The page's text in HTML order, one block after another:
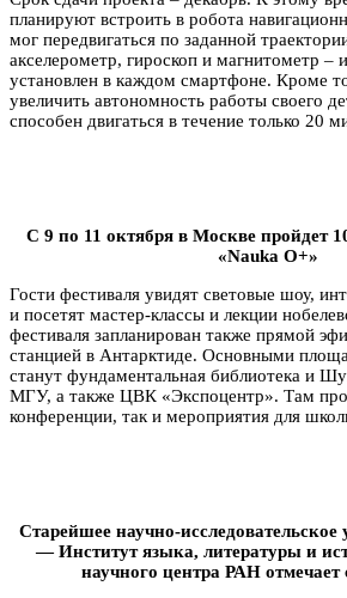
планируют встроить в робота
мог передвигаться по заданной
акселерометр, гироскоп и магнитометр –
установлен в каждом смартфоне. Кроме
увеличить автономность работы своего
способен двигаться в течение только 20
С 9 по 11 октября в Москве пройдет
«Nauka O+»
Гости фестиваля увидят световые шоу,
и посетят мастер-классы и лекции
фестиваля запланирован также прямой
станцией в Антарктиде. Основными
станут фундаментальная библиотека и
МГУ, а также ЦВК «Экспоцентр». Там
конференции, так и мероприятия для
Старейшее научно-
— Институт языка, литературы и
научного центра РАН отмечает